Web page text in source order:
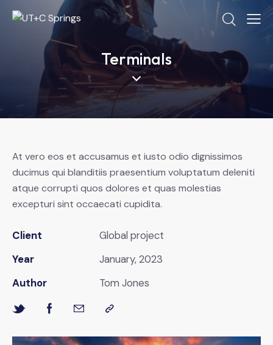
Terminals
At vero eos et accusamus et iusto odio dignissimos
ducimus qui blanditiis praesentium voluptatum deleniti
atque corrupti quos dolores et quas molestias
excepturi sint occaecati cupidita.
Client
Global project
Year
January, 2023
Author
Tom Jones